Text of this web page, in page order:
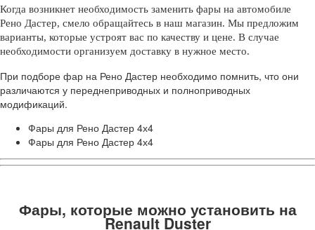
Когда возникнет необходимость заменить фары на автомобиле
Рено Дастер, смело обращайтесь в наш магазин. Мы предложим
варианты, которые устроят вас по качеству и цене. В случае
необходимости организуем доставку в нужное место.
При подборе фар на Рено Дастер необходимо помнить, что они
различаются у переднеприводных и полноприводных
модификаций.
Фары для Рено Дастер 4х4
Фары для Рено Дастер 4х4
Фары, которые можно установить на
Renault Duster